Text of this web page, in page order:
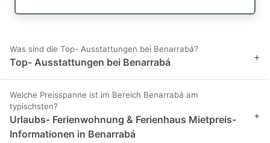
Was sind die Top- Ausstattungen bei Benarrabá?
Top- Ausstattungen bei Benarrabá +
Welche Preisspanne ist im Bereich Benarrabá am
typischsten?
Urlaubs- Ferienwohnung & Ferienhaus Mietpreis-
Informationen in Benarrabá
+